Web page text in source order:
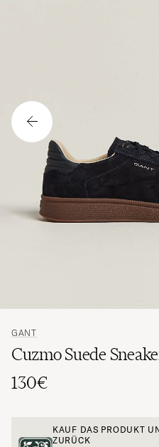
GANT
Cuzmo Suede
130€
KAUF DAS PRODUKT
ZURÜCK